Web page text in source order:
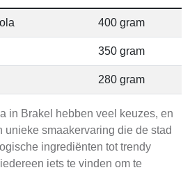
400 gram
350 gram
280 gram
in Brakel hebben veel keuzes, en
unieke smaakervaring die de stad
ingrediënten tot trendy
iets te vinden om te